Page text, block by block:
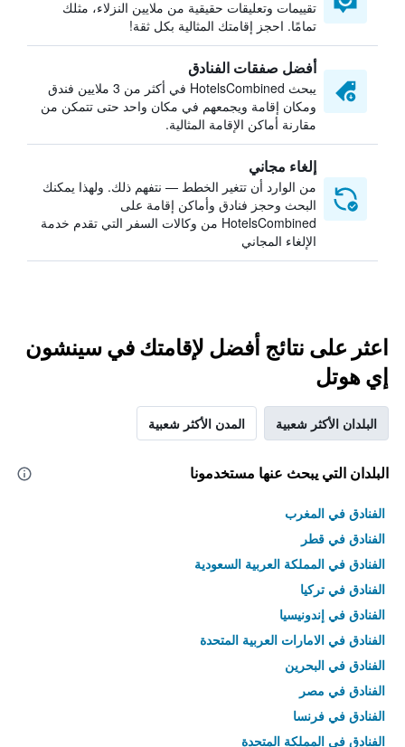
تقييمات وتعليقات حقيقية من ملايين النزلاء، مثلك
تمامًا. احجز إقامتك المثالية بكل ثقة!
أفضل صفقات الفنادق
يبحث HotelsCombined في أكثر من 3 ملايين فندق
ومكان إقامة ويجمعهم في مكان واحد حتى تتمكن من
مقارنة أماكن الإقامة المثالية.
إلغاء مجاني
من الوارد أن تتغير الخطط — نتفهم ذلك. ولهذا يمكنك
البحث وحجز فنادق وأماكن إقامة على
HotelsCombined من وكالات السفر التي تقدم خدمة
الإلغاء المجاني
اعثر على نتائج أفضل لإقامتك في سينشون
إي هوتل
البلدان الأكثر شعبية المدن الأكثر شعبية
البلدان التي يبحث عنها مستخدمونا
الفنادق في المغرب
الفنادق في قطر
الفنادق في المملكة العربية السعودية
الفنادق في تركيا
الفنادق في إندونيسيا
الفنادق في الامارات العربية المتحدة
الفنادق في البحرين
الفنادق في مصر
الفنادق في فرنسا
الفنادق في المملكة المتحدة